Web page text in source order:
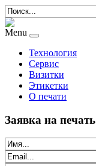
Menu
Технология
Сервис
Визитки
Этикетки
О печати
Заявка на печать